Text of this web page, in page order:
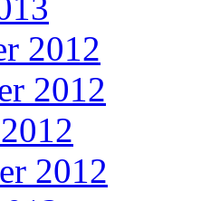
2012
2012
2012